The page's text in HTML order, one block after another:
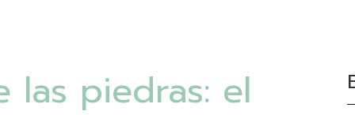
las piedras: el